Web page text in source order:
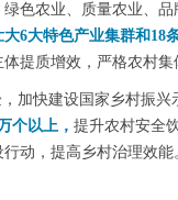
色农业、质量农业、
大6大特色产业集群和18
提质增效，严格农村
加快建设国家乡村振兴
个以上， 提升农村安全
动，提高乡村治理效